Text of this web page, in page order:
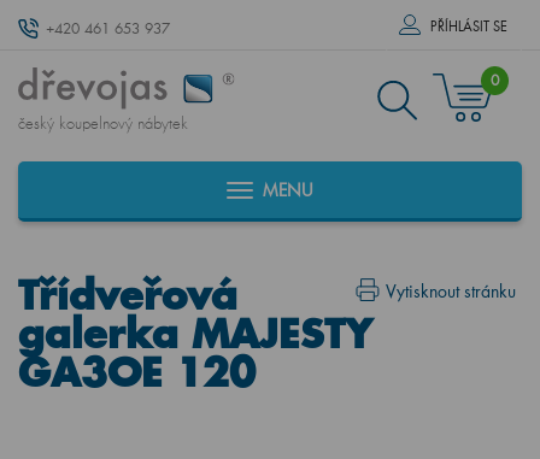
+420 461 653 937 PŘÍHLÁSIT SE
český koupelnový nábytek
0
MENU
Vytisknout stránku
Třídveřová
galerka MAJESTY
GA3OE 120